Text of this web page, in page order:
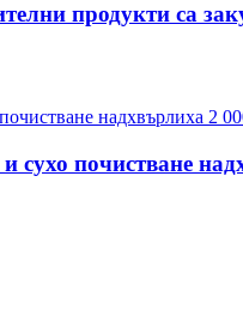
продукти са
сухо почистване